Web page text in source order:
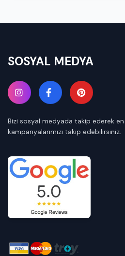
SOSYAL MEDYA
Bizi sosyal medyada takip ederek
kampanyalarımızı takip edebilirsiniz.